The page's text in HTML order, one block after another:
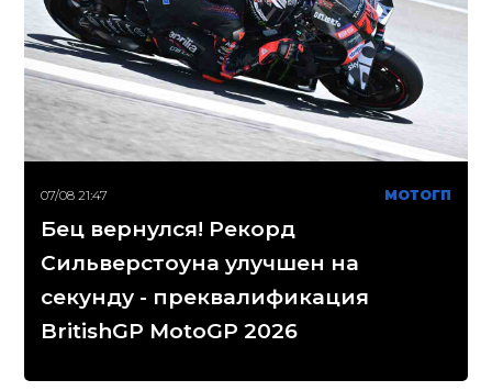
07/08 21:47 МОТОГП
Бец вернулся! Рекорд
Сильверстоуна улучшен на
секунду - преквалификация
BritishGP MotoGP 2026